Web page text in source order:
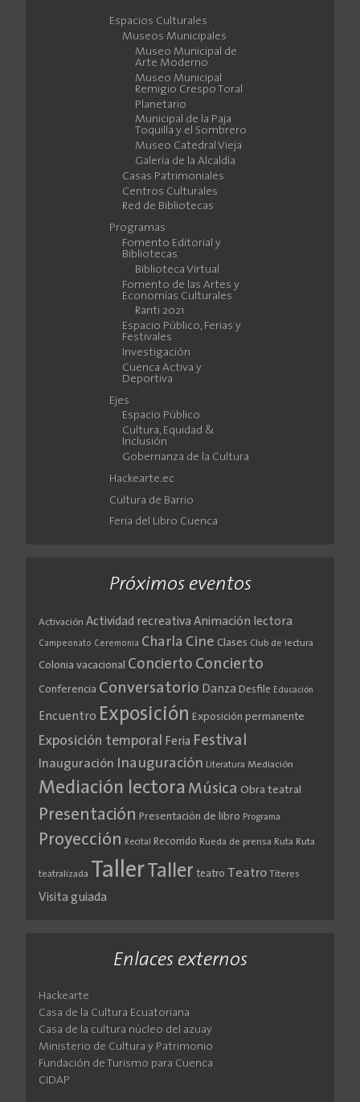
Espacios Culturales
Museos Municipales
Museo Municipal de
Arte Moderno
Museo Municipal
Remigio Crespo Toral
Planetario
Municipal de la Paja
Toquilla y el Sombrero
Museo Catedral Vieja
Galería de la Alcaldía
Casas Patrimoniales
Centros Culturales
Red de Bibliotecas
Programas
Fomento Editorial y
Bibliotecas
Biblioteca Virtual
Fomento de las Artes y
Economías Culturales
Ranti 2021
Espacio Público, Ferias y
Festivales
Investigación
Cuenca Activa y
Deportiva
Ejes
Espacio Público
Cultura, Equidad &
Inclusión
Gobernanza de la Cultura
Hackearte.ec
Cultura de Barrio
Feria del Libro Cuenca
Próximos eventos
Activación Actividad recreativa Animación lectora
Campeonato Ceremonia Charla Cine Clases Club de lectura
Colonia vacacional Concierto Concierto
Conferencia Conversatorio Danza Desfile Educación
Encuentro Exposición Exposición permanente
Exposición temporal Feria Festival
Inauguración Inauguración Literatura Mediación
Mediación lectora Música Obra teatral
Presentación Presentación de libro Programa
Proyección Recital Recorrido Rueda de prensa Ruta Ruta
teatralizada TallerTaller teatro Teatro Títeres
Visita guiada
Enlaces externos
Hackearte
Casa de la Cultura Ecuatoriana
Casa de la cultura núcleo del azuay
Ministerio de Cultura y Patrimonio
Fundación de Turismo para Cuenca
CIDAP